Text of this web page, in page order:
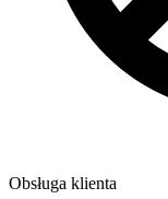
Obsługa klienta